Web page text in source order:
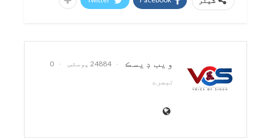
ويب ڊيسڪ 24884 پوسٹس
0
تبصرے